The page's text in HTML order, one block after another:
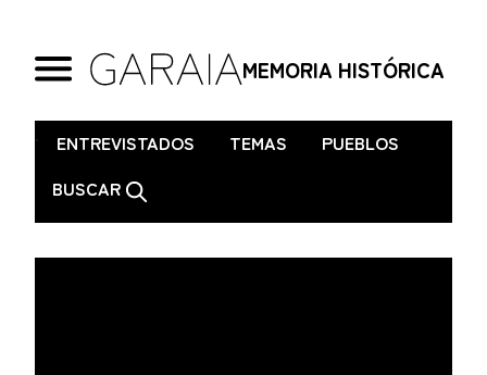
MEMORIA HISTÓRICA
. ENTREVISTADOS TEMAS
PUEBLOS
BUSCAR